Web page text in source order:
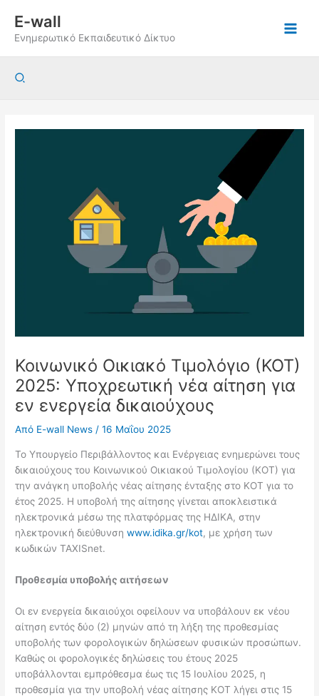
περιεχόμενο
E-wall
Ενημερωτικό Εκπαιδευτικό Δίκτυο
Αναζήτηση
Κοινωνικό Οικιακό Τιμολόγιο (ΚΟΤ)
2025: Υποχρεωτική νέα αίτηση για
εν ενεργεία δικαιούχους
Από E-wall News /16 Μαΐου 2025
Το Υπουργείο Περιβάλλοντος και Ενέργειας ενημερώνει τους
δικαιούχους του Κοινωνικού Οικιακού Τιμολογίου (ΚΟΤ) για
την ανάγκη υποβολής νέας αίτησης ένταξης στο ΚΟΤ για το
έτος 2025. Η υποβολή της αίτησης γίνεται αποκλειστικά
ηλεκτρονικά μέσω της πλατφόρμας της ΗΔΙΚΑ, στην
ηλεκτρονική διεύθυνσηwww.idika.gr/kot, με χρήση των
κωδικών TAXISnet.
Προθεσμία υποβολής αιτήσεων
Οι εν ενεργεία δικαιούχοι οφείλουν να υποβάλουν εκ νέου
αίτηση εντός δύο (2) μηνών από τη λήξη της προθεσμίας
υποβολής των φορολογικών δηλώσεων φυσικών προσώπων.
Καθώς οι φορολογικές δηλώσεις του έτους 2025
υποβάλλονται εμπρόθεσμα έως τις 15 Ιουλίου 2025, η
προθεσμία για την υποβολή νέας αίτησης ΚΟΤ λήγει στις 15